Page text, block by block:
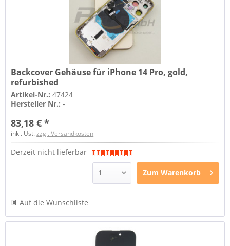
Backcover Gehäuse für iPhone 14 Pro, gold,
refurbished
Artikel-Nr.:47424
Hersteller Nr.:-
83,18 € *
inkl. Ust.zzgl. Versandkosten
Derzeit nicht lieferbar
Zum Warenkorb
Auf die Wunschliste